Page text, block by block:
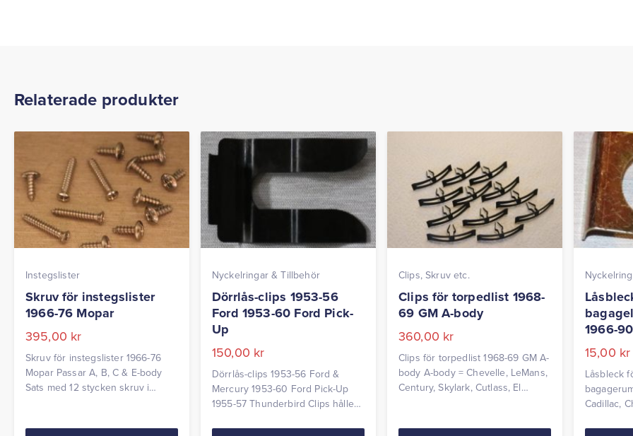
Relaterade produkter
Instegslister
Skruv för instegslister
1966-76 Mopar
395,00 kr
Skruv för instegslister 1966-76
Mopar Passar A, B, C & E-body
Sats med 12 stycken skruv i
Nyckelringar & Tillbehör
Dörrlås-clips 1953-56
Ford 1953-60 Ford Pick-
Up
150,00 kr
Dörrlås-clips 1953-56 Ford &
Mercury 1953-60 Ford Pick-Up
1955-57 Thunderbird Clips håller
Clips, Skruv etc.
Clips för torpedlist 1968-
69 GM A-body
360,00 kr
Clips för torpedlist 1968-69 GM A-
body A-body = Chevelle, LeMans,
Century, Skylark, Cutlass, El
1966-
15,00 kr
Låsbleck
Cadillac,